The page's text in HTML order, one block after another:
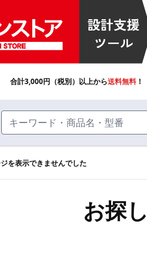
つまみ・周辺機器
合計3,000円（税別）以上から送料無料
を表示できませんでした
お探